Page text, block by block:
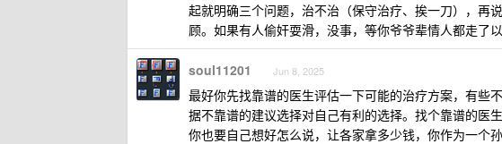
起就明确三个问题，治不治（保守治疗、挨一刀），再
顾。如果有人偷奸耍滑，没事，等你爷爷辈情人都走了
soul11201 Jun 8, 2025
最好你先找靠谱的医生评估一下可能的治疗方案，有些
据不靠谱的建议选择对自己有利的选择。找个靠谱的医
你也要自己想好怎么说，让各家拿多少钱，你作为一个